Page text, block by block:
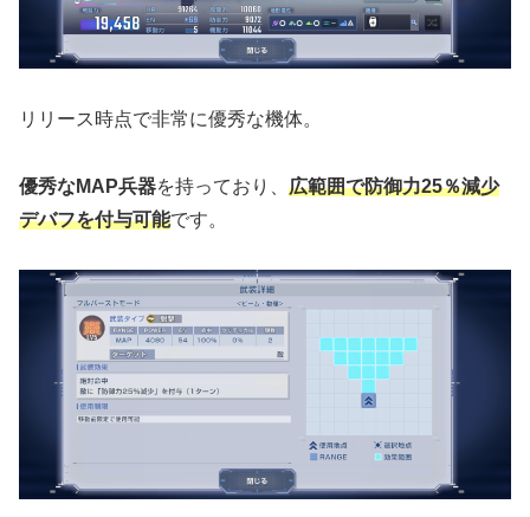
リリース時点で非常に優秀な機体。
優秀なMAP兵器を持っており、 広範囲で防御力25％減少
デバフを付与可能です。